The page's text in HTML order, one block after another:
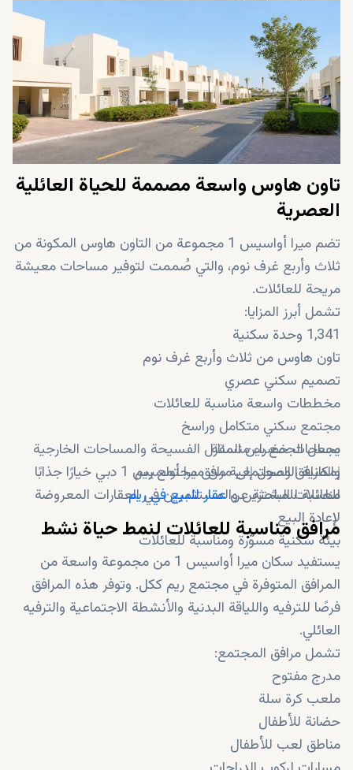
تاون هاوس واسعة مصممة للحياة العائلية
العصرية
تضم ميرا أواسيس 1 مجموعة من التاون هاوس المكونة من
ثلاث وأربع غرف نوم، والتي صُممت لتوفير مساحات معيشة
مريحة للعائلات.
تشمل أبرز المزايا:
1,341 وحدة سكنية
تاون هاوس من ثلاث وأربع غرف نوم
تصميم سكني عصري
مخططات واسعة مناسبة للعائلات
مجتمع سكني متكامل وراسخ
مساحات خضراء منسقة
إمكانية الوصول إلى مرافق مجتمع ريم
مناسبة للمشترين والمستثمرين في العقارات المعروضة
لإعادة البيع
بيئة سكنية مسوّرة ومناسبة للعائلات
يجعل الجمع بين المنازل الفسيحة والمساحات الخارجية
والمرافق المجتمعية من ميرا أواسيس 1 دبي خيارًا جذابًا
للعائلات الباحثة عنعقار للبيع في ريم.
مرافق مناسبة للعائلات لنمط حياة نشط
يستفيد سكان ميرا أواسيس 1 من مجموعة واسعة من
المرافق المتوفرة في مجتمع ريم ككل. وتوفر هذه المرافق
فرصًا للترفيه واللياقة البدنية والأنشطة الاجتماعية والترفيه
العائلي.
تشمل مرافق المجتمع:
مدرج مفتوح
ملعب كرة سلة
حضانة للأطفال
مناطق لعب للأطفال